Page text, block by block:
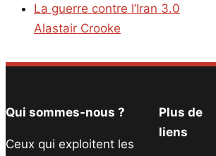
La guerre contre l’Iran 3.0
Alastair Crooke
Qui sommes-nous ?
Ceux qui exploitent les
Plus de
liens